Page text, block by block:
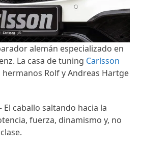
alemán especializado en
La casa de tuning Carlsson
Rolf y Andreas Hartge
El caballo saltando hacia la
fuerza, dinamismo y, no